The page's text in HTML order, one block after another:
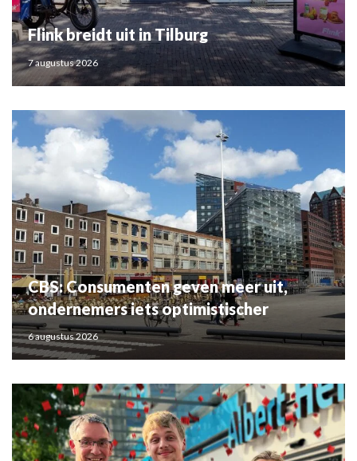
Flink breidt uit in Tilburg
7 augustus 2026
CBS: Consumenten geven meer uit,
ondernemers iets optimistischer
6 augustus 2026